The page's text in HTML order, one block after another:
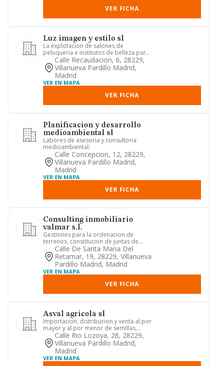
VER FICHA
Luz imagen y estilo sl
La explotacion de salones de
peluqueria e institutos de belleza para
senoras y caballeros. la prest...
Calle Recaudacion, 6, 28229,
Villanueva Pardillo Madrid,
Madrid
VER EN MAPA
VER FICHA
Planificacion y desarrollo
medioambiental sl
Labores de asesoria y consultoria
medioambiental;
Calle Concepcion, 12, 28229,
Villanueva Pardillo Madrid,
Madrid
VER EN MAPA
VER FICHA
Consulting inmobiliario
valmar s.l.
Gestiones para la ordenacion de
terrenos, constitucion de juntas de
compensacion, ejecucion de todo...
Calle De Santa Maria Del
Retamar, 19, 28229, Villanueva
Pardillo Madrid, Madrid
VER EN MAPA
VER FICHA
Asval agricola sl
Importacion, distribucion y venta al por
mayor y al por menor de semillas,
plantas de vivero y abon...
Calle Rio Lozoya, 28, 28229,
Villanueva Pardillo Madrid,
Madrid
VER EN MAPA